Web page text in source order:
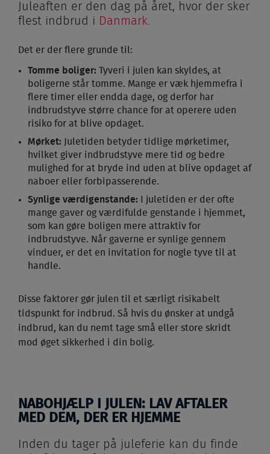
Juleaften er den dag på året, hvor der sker
flest indbrud i Danmark.
Det er der flere grunde til:
Tomme boliger: Tyveri i julen kan skyldes, at
boligerne står tomme. Mange er væk hjemmefra i
flere timer eller endda dage, og derfor har
indbrudstyve større chance for at operere uden
risiko for at blive opdaget.
Mørket:
Juletiden betyder tidlige mørketimer,
hvilket giver indbrudstyve mere tid og bedre
mulighed for at bryde ind uden at blive opdaget af
naboer eller forbipasserende.
Synlige værdigenstande: I juletiden er der ofte
mange gaver og værdifulde genstande i hjemmet,
som kan gøre boligen mere attraktiv for
indbrudstyve. Når gaverne er synlige gennem
vinduer, er det en invitation for nogle tyve til at
handle.
Disse faktorer gør julen til et særligt risikabelt
tidspunkt for indbrud. Så hvis du ønsker at undgå
indbrud, kan du nemt tage små eller store skridt
mod øget sikkerhed i din bolig.
NABOHJÆLP I JULEN: LAV AFTALER
MED DEM, DER ER HJEMME
Inden du tager på juleferie kan du finde